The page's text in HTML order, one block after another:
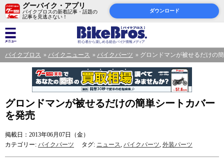
グーバイク・アプリ
バイクブロスの新着記事・話題の
記事を見逃さない！
ダウンロード
バイクブロス バイクニュース バイクパーツ グロンドマンが被せるだけの
グロンドマンが被せるだけの簡単シートカバー
を発売
掲載日：2013年06月07日（金）
カテゴリー: バイクパーツ タグ: ニュース, バイクパーツ, 外装パーツ